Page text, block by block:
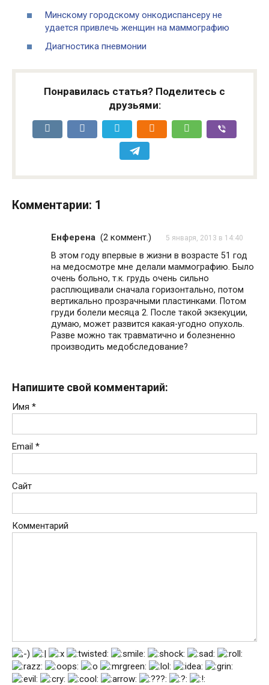
Минскому городскому онкодиспансеру не
удается привлечь женщин на маммографию
Диагностика пневмонии
Понравилась статья? Поделитесь с
друзьями:
Комментарии: 1
Енферена (2 коммент.) 5 января, 2013 в 14:40
В этом году впервые в жизни в возрасте 51 год
на медосмотре мне делали маммографию. Было
очень больно, т.к. грудь очень сильно
расплющивали сначала горизонтально, потом
вертикально прозрачными пластинками. Потом
груди болели месяца 2. После такой экзекуции,
думаю, может развится какая-угодно опухоль.
Разве можно так травматично и болезненно
производить медобследование?
Напишите свой комментарий:
Имя *
Email *
Сайт
Комментарий